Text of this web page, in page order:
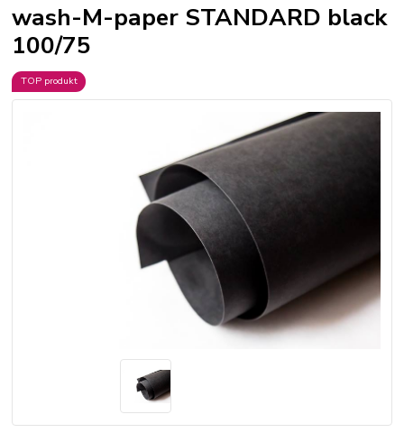
wash-M-paper STANDARD black
100/75
TOP produkt